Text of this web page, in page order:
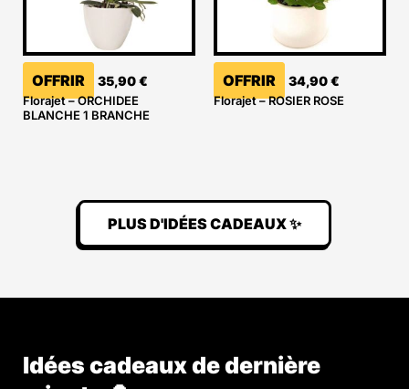
OFFRIR 35,90€
Florajet – ORCHIDEE
BLANCHE 1 BRANCHE
OFFRIR 34,90€
Florajet – ROSIER ROSE
PLUS D'IDÉES CADEAUX ✨
Idées cadeaux de dernière